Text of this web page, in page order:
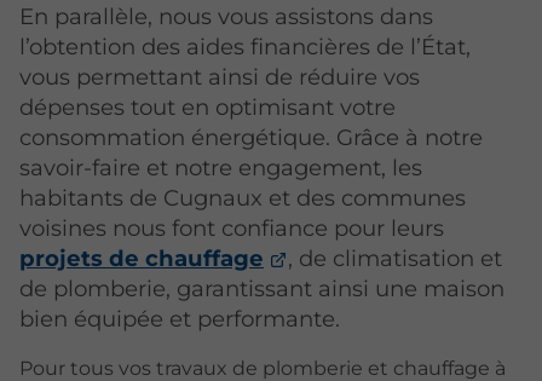
En parallèle, nous vous assistons dans
l’obtention des aides financières de l’État,
vous permettant ainsi de réduire vos
dépenses tout en optimisant votre
consommation énergétique. Grâce à notre
savoir-faire et notre engagement, les
habitants de Cugnaux et des communes
voisines nous font confiance pour leurs
projets de chauffage
, de climatisation et
de plomberie, garantissant ainsi une maison
bien équipée et performante.
Pour tous vos travaux de plomberie et chauffage à